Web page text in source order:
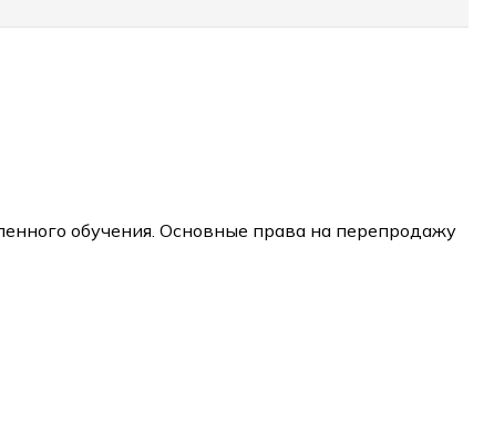
обучения. Основные права на перепродажу